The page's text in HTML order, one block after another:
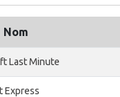
Nom
Last Minute
Express